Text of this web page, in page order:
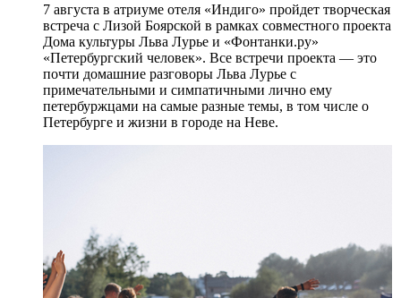
7 августа в атриуме отеля «Индиго» пройдет творческая
встреча с Лизой Боярской в рамках совместного проекта
Дома культуры Льва Лурье и «Фонтанки.ру»
«Петербургский человек». Все встречи проекта — это
почти домашние разговоры Льва Лурье с
примечательными и симпатичными лично ему
петербуржцами на самые разные темы, в том числе о
Петербурге и жизни в городе на Неве.